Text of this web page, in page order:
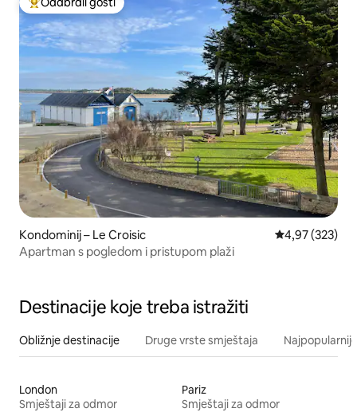
Među najviše rangiranima s oznakom „Odabrali gosti”
Kondominij – Le Croisic Prosječna
4,97 (323)
Apartman s pogledom i pristupom plaži
Destinacije koje treba istražiti
Obližnje destinacije Druge vrste smještaja
London
Smještaji za odmor
Pariz
Smještaji za odmor